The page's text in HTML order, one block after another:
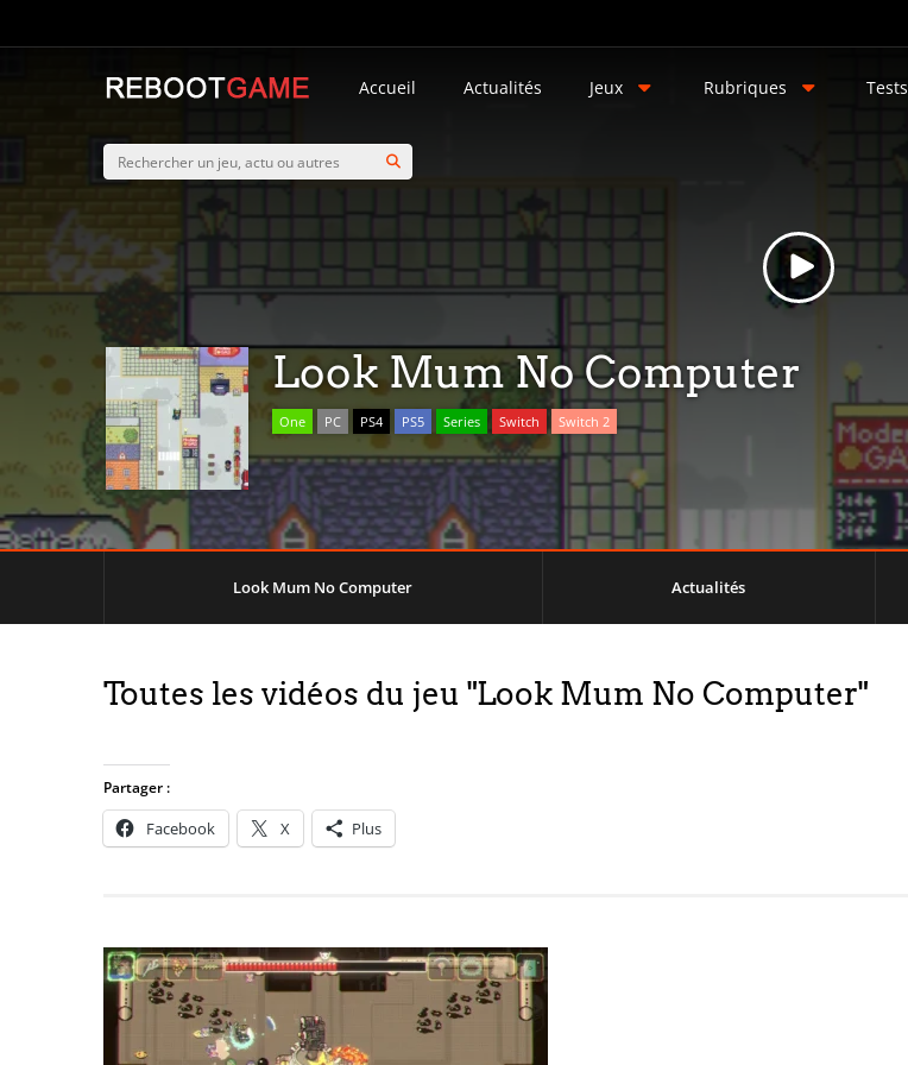
Accueil Actualités Jeux Rubriques Tests
Look Mum No Computer
One PC PS4 PS5 Series Switch Switch 2
Look Mum No Computer Actualités
Toutes les vidéos du jeu "Look Mum No Computer"
Partager :
Facebook X Plus